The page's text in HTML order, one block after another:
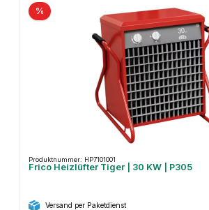
%
Produktnummer: HP7101001
Frico Heizlüfter Tiger | 30 KW | P305
Versand per Paketdienst